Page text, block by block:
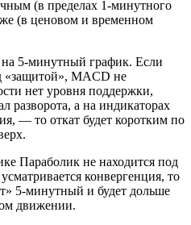
(в пределах 1-минутного
(в ценовом и временном
5-минутный график. Если
«защитой», MACD не
нет уровня поддержки,
разворота, а на индикаторах
— то откат будет коротким по
Параболик не находится под
конвергенция, то
5-минутный и будет дольше
движении.